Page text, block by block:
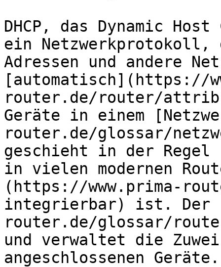
DHCP, das Dynamic
ein
Adressen und andere
[automatisch](https://
router.de/router/
Geräte in einem
router.de/glossar/
geschieht in der Regel
in vielen modernen
(https://www.prima-
integrierbar) ist. Der
router.de/glossar/
und verwaltet die
angeschlossenen Geräte.